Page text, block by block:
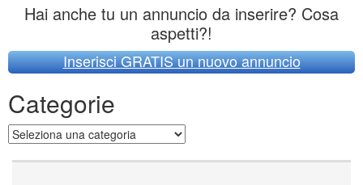
Hai anche tu un annuncio da inserire? Cosa
aspetti?!
Inserisci GRATIS un nuovo annuncio
Categorie
Categorie